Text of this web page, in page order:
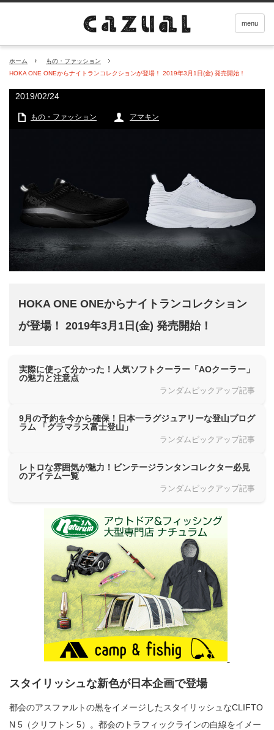
menu
ホーム
もの・ファッション
HOKA ONE ONEからナイトランコレクションが登場！ 2019年3月1日(金) 発売開始！
2019/02/24
もの・ファッション アマキン
HOKA ONE ONEからナイトランコレクション
が登場！ 2019年3月1日(金) 発売開始！
実際に使って分かった！人気ソフトクーラー「AOクーラー」
の魅力と注意点
ランダムピックアップ記事
9月の予約を今から確保！日本一ラグジュアリーな登山プログ
ラム 「グラマラス富士登山」
ランダムピックアップ記事
レトロな雰囲気が魅力！ビンテージランタンコレクター必見
のアイテム一覧
ランダムピックアップ記事
スタイリッシュな新色が日本企画で登場
都会のアスファルトの黒をイメージしたスタイリッシュなCLIFTO
N 5 （クリフトン 5）。都会のトラフィックラインの白線をイメー